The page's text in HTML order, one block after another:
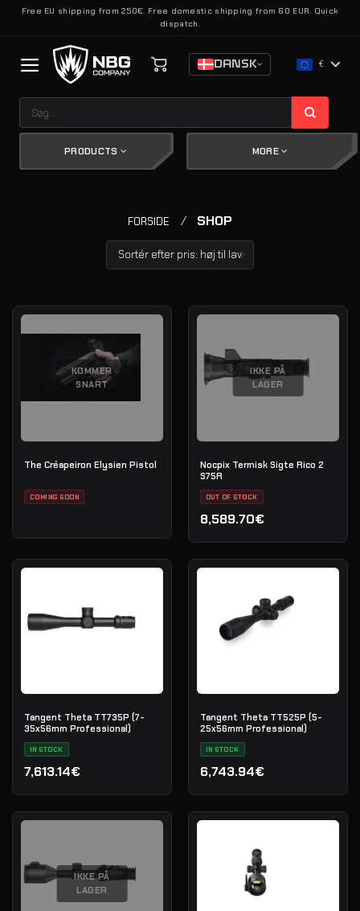
FortsætFree EU shipping from 250€. Free domestic shipping from 60 EUR. Quick
dispatch.
DANSK €
efter:
PRODUCTS MORE
FORSIDE / SHOP
KOMMER
SNART
The Créapeiron Elysien Pistol
COMING SOON
IKKE PÅ
LAGER
Nocpix Termisk Sigte Rico 2
S75R
OUT OF STOCK
8,589.70€
Tangent Theta TT735P (7-
35x56mm Professional)
IN STOCK
7,613.14€
Tangent Theta TT525P (5-
25x56mm Professional)
IN STOCK
6,743.94€
IKKE PÅ
LAGER